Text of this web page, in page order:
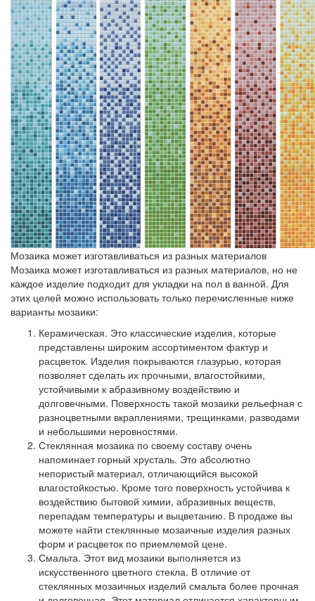
Мозаика может изготавливаться из разных материалов
Мозаика может изготавливаться из разных материалов, но не
каждое изделие подходит для укладки на пол в ванной. Для
этих целей можно использовать только перечисленные ниже
варианты мозаики:
Керамическая. Это классические изделия, которые
представлены широким ассортиментом фактур и
расцветок. Изделия покрываются глазурью, которая
позволяет сделать их прочными, влагостойкими,
устойчивыми к абразивному воздействию и
долговечными. Поверхность такой мозаики рельефная с
разноцветными вкраплениями, трещинками, разводами
и небольшими неровностями.
Стеклянная мозаика по своему составу очень
напоминает горный хрусталь. Это абсолютно
непористый материал, отличающийся высокой
влагостойкостью. Кроме того поверхность устойчива к
воздействию бытовой химии, абразивных веществ,
перепадам температуры и выцветанию. В продаже вы
можете найти стеклянные мозаичные изделия разных
форм и расцветок по приемлемой цене.
Смальта. Этот вид мозаики выполняется из
искусственного цветного стекла. В отличие от
стеклянных мозаичных изделий смальта более прочная